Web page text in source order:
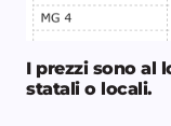
I prezzi sono al
statali o locali.